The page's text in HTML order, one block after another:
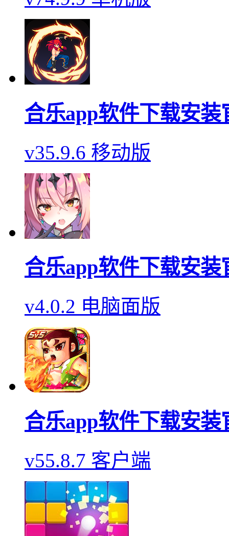
合乐app软件下载安装
v35.9.6 移动版
合乐app软件下载安装
v4.0.2 电脑面版
合乐app软件下载安装
v55.8.7 客户端